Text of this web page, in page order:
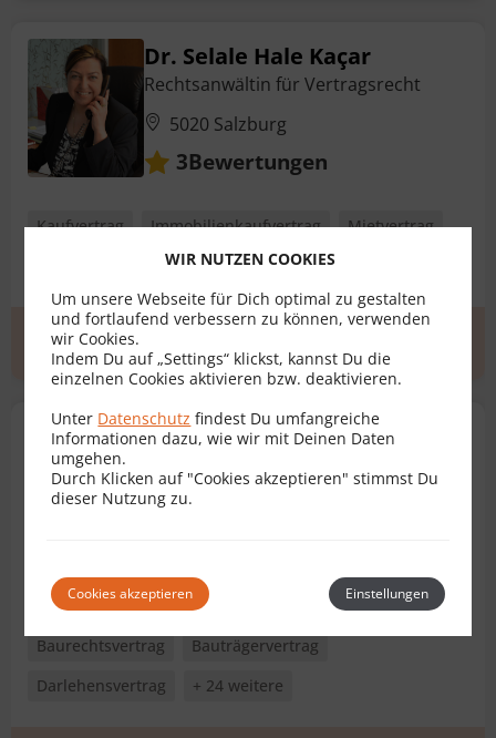
Dr. Selale Hale Kaçar
Rechtsanwältin für Vertragsrecht
5020 Salzburg
3Bewertungen
Kaufvertrag Immobilienkaufvertrag
Mietvertrag
Schenkungsvertrag
Übergabevertrag
Erstgespräch
MMag. Dr. Simon Schafferer
6020 Innsbruck
Kaufvertrag AGB
Arbeitsvertrag
Baurechtsvertrag
Bauträgervertrag
Darlehensvertrag
+ 24 weitere
WIR NUTZEN COOKIES
Um unsere Webseite für Dich optimal zu gestalten
und fortlaufend verbessern zu können, verwenden
wir Cookies.
Indem Du auf „Settings“ klickst, kannst Du die
einzelnen Cookies aktivieren bzw. deaktivieren.
Unter Datenschutz findest Du umfangreiche
Informationen dazu, wie wir mit Deinen Daten
umgehen.
Durch Klicken auf "Cookies akzeptieren" stimmst Du
dieser Nutzung zu.
Cookies akzeptieren Einstellungen